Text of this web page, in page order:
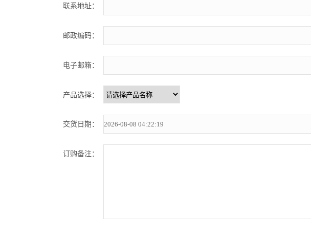
联系地址：
邮政编码：
电子邮箱：
产品选择：
交货日期：
订购备注：